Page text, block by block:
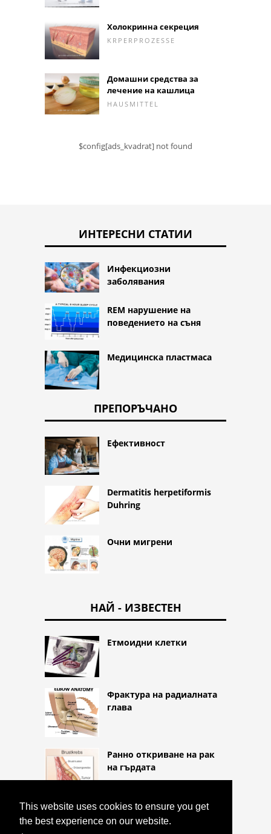
This website uses cookies to ensure you get
the best experience on our website.
Холокринна секреция
KRPERPROZESSE
Домашни средства за
лечение на кашлица
HAUSMITTEL
$config[ads_kvadrat] not found
ИНТЕРЕСНИ СТАТИИ
Инфекциозни
заболявания
REM нарушение на
поведението на съня
Медицинска пластмаса
ПРЕПОРЪЧАНО
Ефективност
Dermatitis herpetiformis
Duhring
Очни мигрени
НАЙ - ИЗВЕСТЕН
Етмоидни клетки
Фрактура на радиалната
глава
Ранно откриване на рак
на гърдата